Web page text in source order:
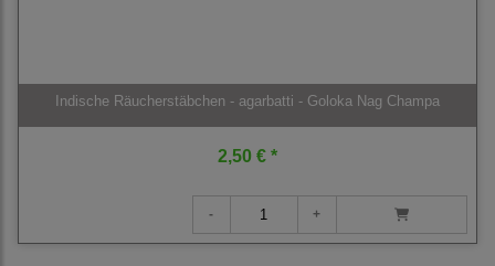
Indische Räucherstäbchen - agarbatti - Goloka Nag Champa
2,50 € *